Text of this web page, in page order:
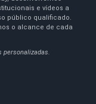
e vídeos a
público qualificado.
o alcance de cada
personalizadas.